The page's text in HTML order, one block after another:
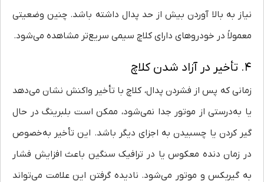
نیاز به بالا آوردن بیش از حد پدال داشته باشد. چنین وضعیتی
معمولاً در خودروهای دارای کلاچ سیمی سریع‌تر مشاهده می‌شود.
۴. تأخیر در آزاد شدن کلاچ
زمانی که پس از فشردن پدال، کلاچ با تأخیر واکنش نشان می‌دهد
یا به‌درستی از موتور جدا نمی‌شود، ممکن است بلبرینگ در حال
گیر کردن یا چسبیدن به اجزای دیگر باشد. این تأخیر به‌خصوص
در زمان دنده معکوس یا در ترافیک سنگین باعث افزایش فشار
به گیربکس و موتور می‌شود. نادیده گرفتن این علامت می‌تواند